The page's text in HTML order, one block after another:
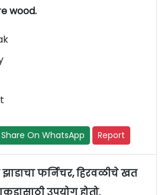
wood.
Share On WhatsApp Report
फर्निचर, हिरवळीचे खत